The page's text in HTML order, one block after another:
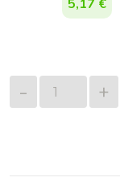
5,17 €